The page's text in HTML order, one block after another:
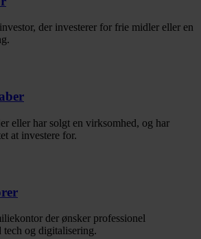
der investerer for frie midler eller en
eller har solgt en virksomhed, og har
at investere for.
der ønsker professionel
tech og digitalisering.